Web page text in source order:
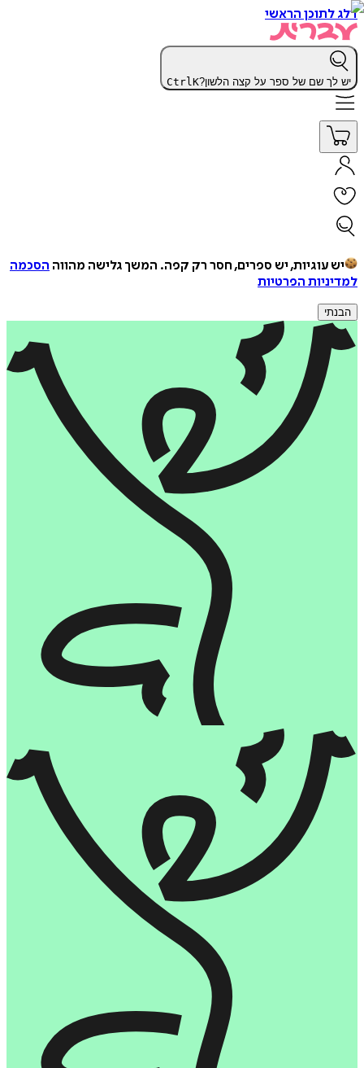
דלג לתוכן הראשי
יש לך שם של ספר על קצה הלשון? CtrlK
יש עוגיות, יש ספרים, חסר רק קפה. המשך גלישה מהווה הסכמה
למדיניות הפרטיות
הבנתי